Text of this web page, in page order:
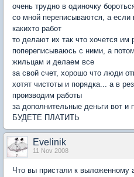
очень трудно в одиночку
со мной переписываются, а
какихто работ
то делают их так что хочется им
попереписываюсь с ними, а
жильцам и делаем все
за свой счет, хорошо что люди
хотят чистоты и порядка... а в
производим работы
за дополнительные деньги
БУДЕТЕ ПЛАТИТЬ
Evelinik
11 Nov 2008
Что вы пристали к